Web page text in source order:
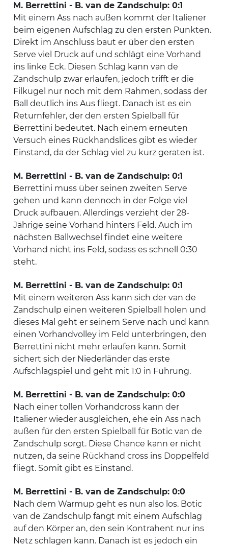
M. Berrettini - B. van de Zandschulp: 0:1
Mit einem Ass nach außen kommt der Italiener
beim eigenen Aufschlag zu den ersten Punkten.
Direkt im Anschluss baut er über den ersten
Serve viel Druck auf und schlägt eine Vorhand
ins linke Eck. Diesen Schlag kann van de
Zandschulp zwar erlaufen, jedoch trifft er die
Filkugel nur noch mit dem Rahmen, sodass der
Ball deutlich ins Aus fliegt. Danach ist es ein
Returnfehler, der den ersten Spielball für
Berrettini bedeutet. Nach einem erneuten
Versuch eines Rückhandslices gibt es wieder
Einstand, da der Schlag viel zu kurz geraten ist.
M. Berrettini - B. van de Zandschulp: 0:1
Berrettini muss über seinen zweiten Serve
gehen und kann dennoch in der Folge viel
Druck aufbauen. Allerdings verzieht der 28-
Jährige seine Vorhand hinters Feld. Auch im
nächsten Ballwechsel findet eine weitere
Vorhand nicht ins Feld, sodass es schnell 0:30
steht.
M. Berrettini - B. van de Zandschulp: 0:1
Mit einem weiteren Ass kann sich der van de
Zandschulp einen weiteren Spielball holen und
dieses Mal geht er seinem Serve nach und kann
einen Vorhandvolley im Feld unterbringen, den
Berrettini nicht mehr erlaufen kann. Somit
sichert sich der Niederländer das erste
Aufschlagspiel und geht mit 1:0 in Führung.
M. Berrettini - B. van de Zandschulp: 0:0
Nach einer tollen Vorhandcross kann der
Italiener wieder ausgleichen, ehe ein Ass nach
außen für den ersten Spielball für Botic van de
Zandschulp sorgt. Diese Chance kann er nicht
nutzen, da seine Rückhand cross ins Doppelfeld
fliegt. Somit gibt es Einstand.
M. Berrettini - B. van de Zandschulp: 0:0
Nach dem Warmup geht es nun also los. Botic
van de Zandschulp fängt mit einem Aufschlag
auf den Körper an, den sein Kontrahent nur ins
Netz schlagen kann. Danach ist es jedoch ein